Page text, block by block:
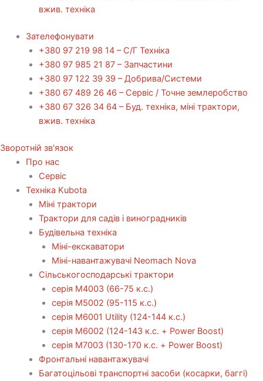
вжив. техніка
Зателефонувати
+380 97 219 98 14 – С/Г Техніка
+380 97 985 21 87 – Запчастини
+380 97 122 39 39 – Добрива/Cистеми
+380 67 489 26 46 – Сервіс / Точне землеробство
+380 67 326 34 64 – Буд. техніка, міні трактори,
вжив. техніка
Зворотній зв'язок
Про нас
Сервіс
Технiка Kubota
Міні трактори
Трактори для садів і виноградників
Будівельна техніка
Міні-екскаватори
Міні-навантажувачі Neomach Nova
Сільськогосподарські трактори
серія М4003 (66-75 к.с.)
серія М5002 (95-115 к.с.)
серія M6001 Utility (124-144 к.с.)
серія М6002 (124-143 к.с. + Power Boost)
серія М7003 (130-170 к.с. + Power Boost)
Фронтальні навантажувачі
Багатоцільові транспортні засоби (косарки, баггі)